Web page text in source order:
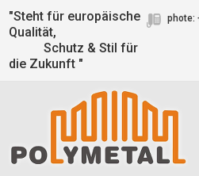
Jump to
"Steht für europäische
Qualität,
Schutz & Stil für
die Zukunft "
phote: